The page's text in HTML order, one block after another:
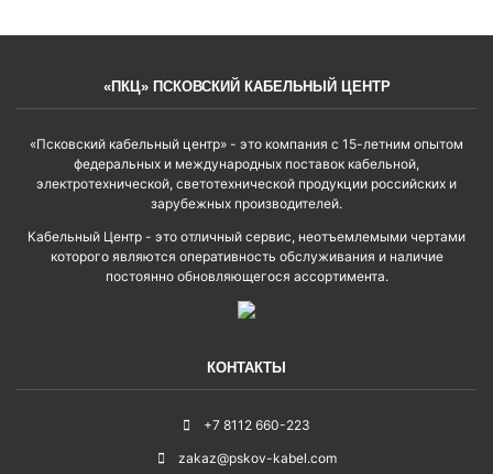
«ПКЦ» ПСКОВСКИЙ КАБЕЛЬНЫЙ ЦЕНТР
«Псковский кабельный центр» - это компания с 15-летним опытом
федеральных и международных поставок кабельной,
электротехнической, светотехнической продукции российских и
зарубежных производителей.
Кабельный Центр - это отличный сервис, неотъемлемыми чертами
которого являются оперативность обслуживания и наличие
постоянно обновляющегося ассортимента.
КОНТАКТЫ
+7 8112 660-223
zakaz@pskov-kabel.com